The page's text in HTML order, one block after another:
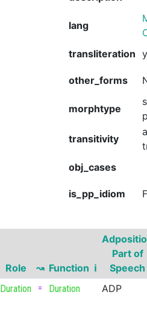
lang
transliteration
other_forms
morphtype
transitivity
obj_cases
is_pp_idiom
Role ↝ Function ℹ
Part of
Speech
Duration = Duration ADP